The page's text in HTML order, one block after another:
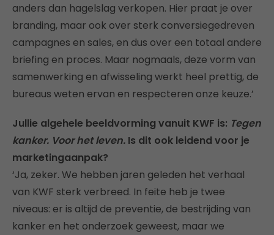
anders dan hagelslag verkopen. Hier praat je over
branding, maar ook over sterk conversiegedreven
campagnes en sales, en dus over een totaal andere
briefing en proces. Maar nogmaals, deze vorm van
samenwerking en afwisseling werkt heel prettig, de
bureaus weten ervan en respecteren onze keuze.’
Jullie algehele beeldvorming vanuit KWF is: Tegen
kanker. Voor het leven. Is dit ook leidend voor je
marketingaanpak?
‘Ja, zeker. We hebben jaren geleden het verhaal
van KWF sterk verbreed. In feite heb je twee
niveaus: er is altijd de preventie, de bestrijding van
kanker en het onderzoek geweest, maar we